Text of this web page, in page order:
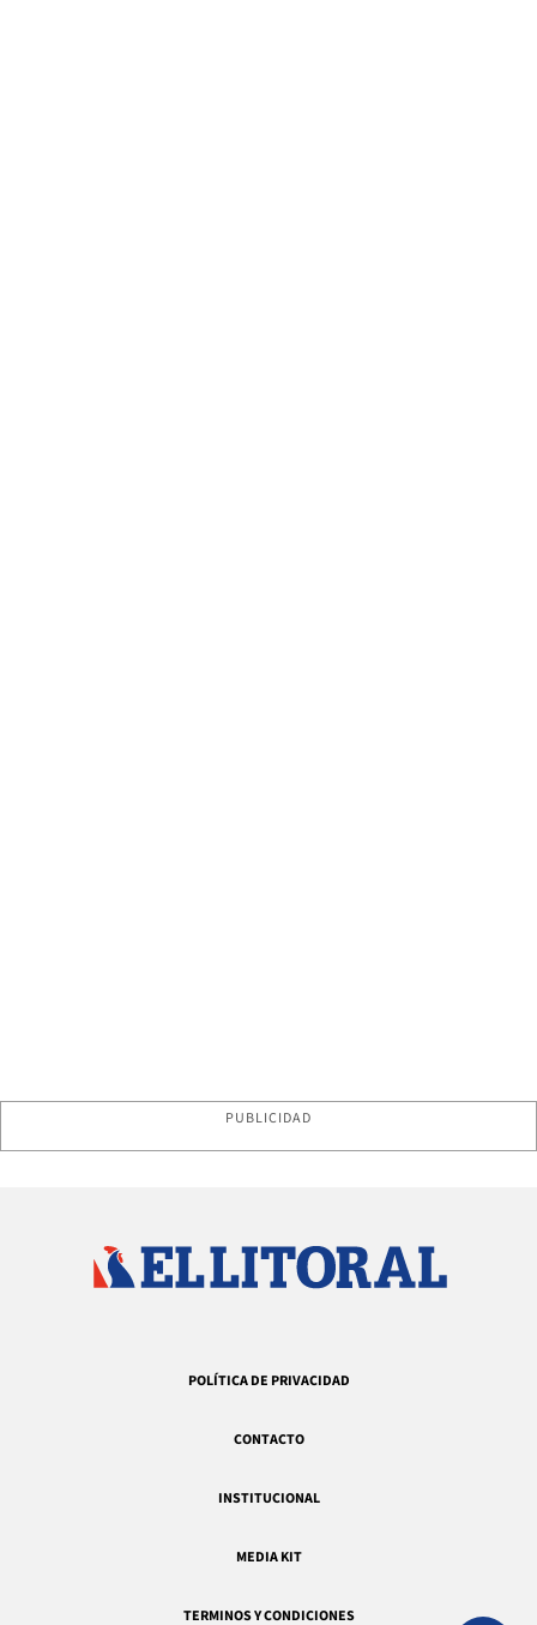
PUBLICIDAD
POLÍTICA DE PRIVACIDAD
CONTACTO
INSTITUCIONAL
MEDIA KIT
TERMINOS Y CONDICIONES